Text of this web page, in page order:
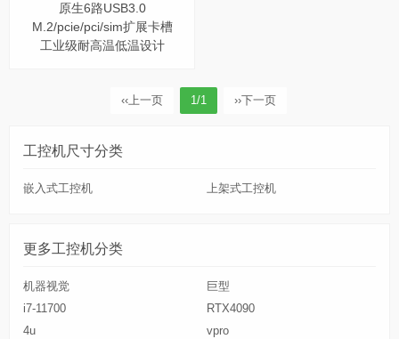
原生6路USB3.0
M.2/pcie/pci/sim扩展卡槽
工业级耐高温低温设计
‹‹上一页 1/1 ››下一页
工控机尺寸分类
嵌入式工控机 上架式工控机
更多工控机分类
机器视觉
巨型
i7-11700
RTX4090
4u
vpro